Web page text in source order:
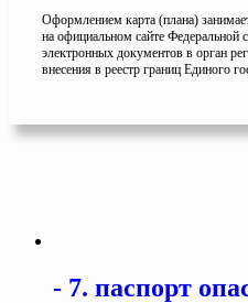
Оформлением карта (плана)
на официальном сайте
электронных документов в орган
внесения в реестр границ Единого
7. паспорт